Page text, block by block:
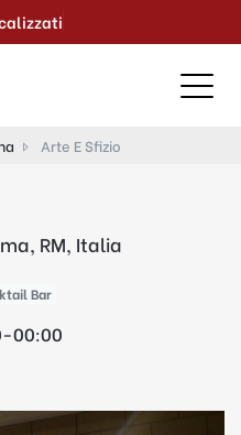
Arte E Sfizio
RM, Italia
Bar
00:00